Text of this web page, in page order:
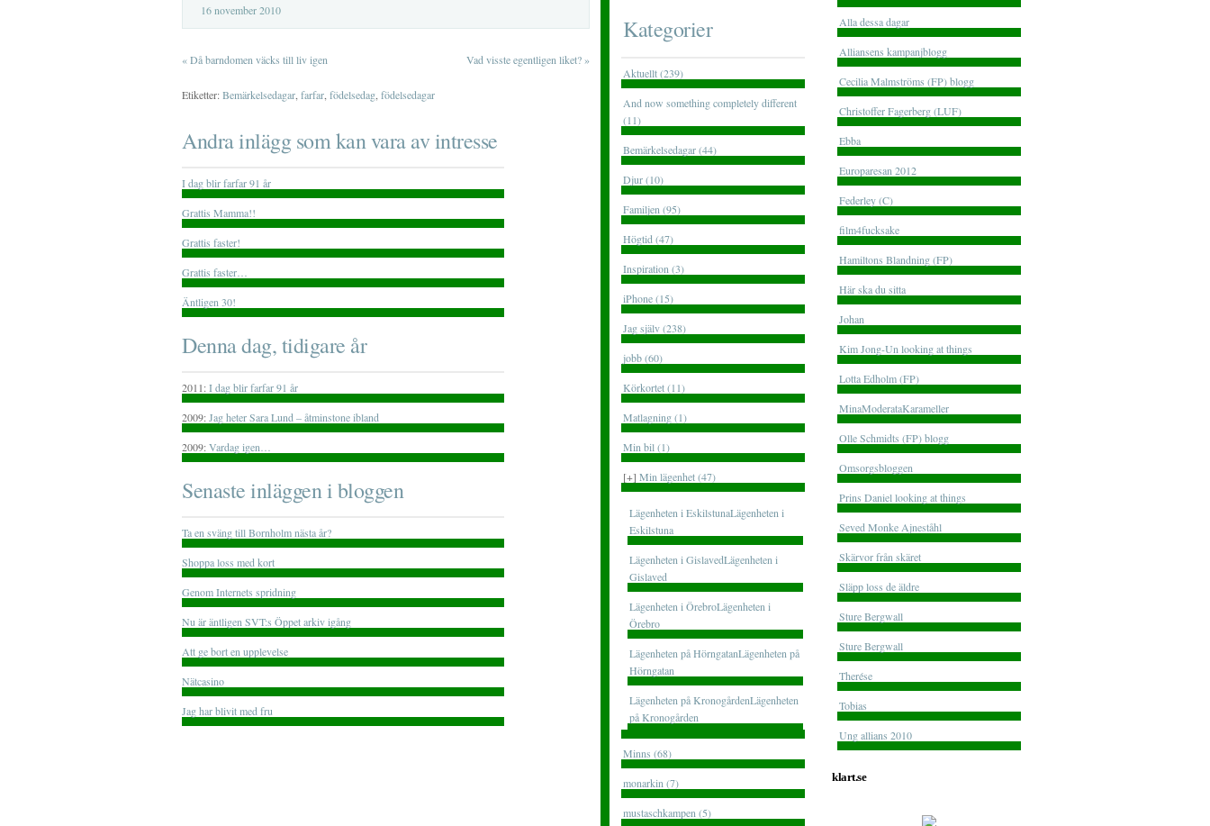
16 november 2010
«Då barndomen väcks till liv igen Vad visste egentligen liket?»
Etiketter:Bemärkelsedagar farfar födelsedag födelsedagar
Andra inlägg som kan vara av intresse
I dag blir farfar 91 år
Grattis Mamma!!
Grattis faster!
Grattis faster…
Äntligen 30!
Denna dag, tidigare år
2011:I dag blir farfar 91 år
2009:Jag heter Sara Lund – åtminstone ibland
2009:Vardag igen…
Senaste inläggen i bloggen
Ta en sväng till Bornholm nästa år?
Shoppa loss med kort
Genom Internets spridning
Nu är äntligen SVT:s Öppet arkiv igång
Att ge bort en upplevelse
Nätcasino
Jag har blivit med fru
Kategorier
Aktuellt (239)
And now something completely different
(11)
Bemärkelsedagar (44)
Djur (10)
Familjen (95)
Högtid (47)
Inspiration (3)
iPhone (15)
Jag själv (238)
jobb (60)
Körkortet (11)
Matlagning (1)
Min bil (1)
[+] Min lägenhet (47)
Lägenheten i EskilstunaLägenheten i
Eskilstuna
Lägenheten i GislavedLägenheten i
Gislaved
Lägenheten i ÖrebroLägenheten i
Örebro
Lägenheten på HörngatanLägenheten på
Hörngatan
Lägenheten på KronogårdenLägenheten
på Kronogården
Minns (68)
monarkin (7)
mustaschkampen (5)
Alla dessa dagar
Alliansens kampanjblogg
Cecilia Malmströms (FP) blogg
Christoffer Fagerberg (LUF)
Ebba
Europaresan 2012
Federley (C)
film4fucksake
Hamiltons Blandning (FP)
Här ska du sitta
Johan
Kim Jong-Un looking at things
Lotta Edholm (FP)
MinaModerataKarameller
Olle Schmidts (FP) blogg
Omsorgsbloggen
Prins Daniel looking at things
Seved Monke Ajneståhl
Skärvor från skäret
Släpp loss de äldre
Sture Bergwall
Sture Bergwall
Therése
Tobias
Ung allians 2010
klart.se